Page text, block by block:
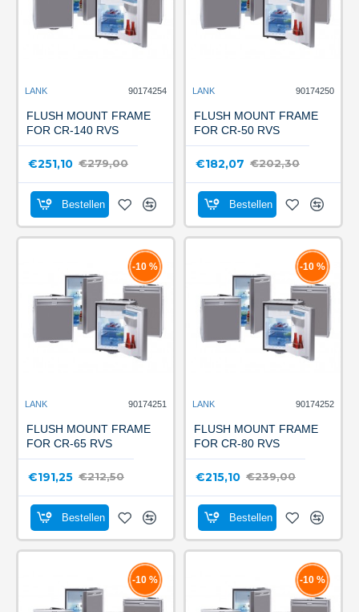
LANK 90174254
FLUSH MOUNT FRAME
FOR CR-140 RVS
€251,10 €279,00
Bestellen
LANK 90174250
FLUSH MOUNT FRAME
FOR CR-50 RVS
€182,07 €202,30
Bestellen
-10 %
LANK 90174251
FLUSH MOUNT FRAME
FOR CR-65 RVS
€191,25 €212,50
Bestellen
-10 %
LANK 90174252
FLUSH MOUNT FRAME
FOR CR-80 RVS
€215,10 €239,00
Bestellen
-10 % -10 %